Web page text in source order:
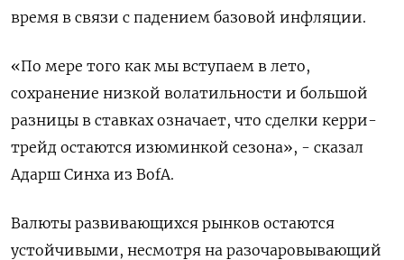
время в связи с падением базовой инфляции.
«По мере того как мы вступаем в лето,
сохранение низкой волатильности и большой
разницы в ставках означает, что сделки керри-
трейд остаются изюминкой сезона», - сказал
Адарш Синха из BofA.
Валюты развивающихся рынков остаются
устойчивыми, несмотря на разочаровывающий